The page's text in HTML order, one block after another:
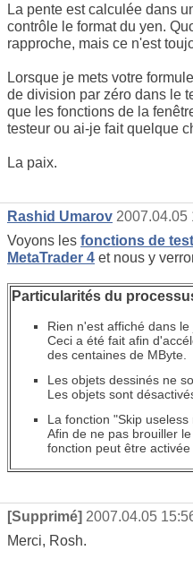
La pente est calculée dans
contrôle le format du yen.
rapproche, mais ce n'est
Lorsque je mets votre
de division par zéro dans le
que les fonctions de la
testeur ou ai-je fait quelque
La paix.
Rashid Umarov 2007.04.05
Voyons les fonctions de
MetaTrader 4 et nous y
Particularités du
Rien n'est affiché dans
Ceci a été fait afin
des centaines de MByte.
Les objets dessinés ne
Les objets sont
La fonction "Skip
Afin de ne pas brouiller
fonction peut être
[Supprimé] 2007.04.05
Merci, Rosh.